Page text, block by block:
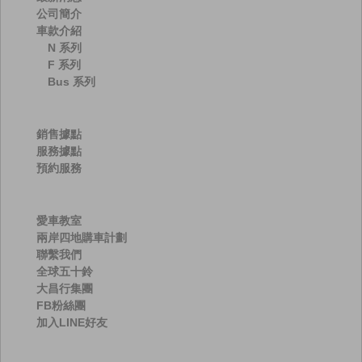
公司簡介
車款介紹
N 系列
F 系列
Bus 系列
銷售據點
服務據點
預約服務
愛車教室
兩岸四地購車計劃
聯繫我們
全球五十鈴
大昌行集團
FB粉絲團
加入LINE好友